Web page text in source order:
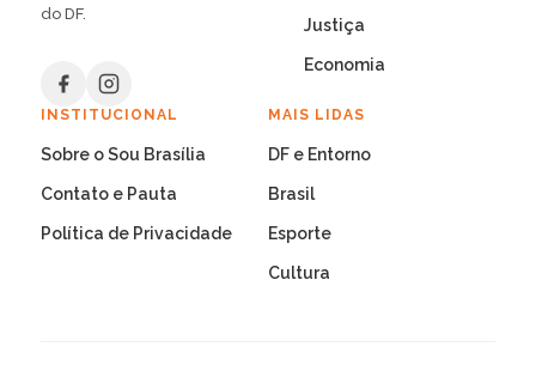
do DF.
Justiça
Economia
INSTITUCIONAL
Sobre o Sou Brasília
Contato e Pauta
Política de Privacidade
MAIS LIDAS
DF e Entorno
Brasil
Esporte
Cultura